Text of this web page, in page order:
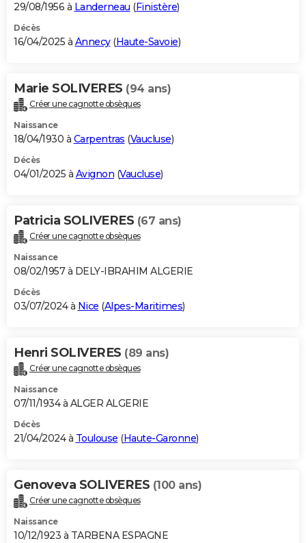
29/08/1956 à Landerneau (Finistère)
Décès
16/04/2025 à Annecy(Haute-Savoie)
Marie SOLIVERES (94 ans)
Créer une cagnotte obsèques
Naissance
18/04/1930 à Carpentras (Vaucluse)
Décès
04/01/2025 à Avignon (Vaucluse)
Patricia SOLIVERES (67 ans)
Créer une cagnotte obsèques
Naissance
08/02/1957 à DELY-IBRAHIM ALGERIE
Décès
03/07/2024 à Nice (Alpes-Maritimes)
Henri SOLIVERES (89 ans)
Créer une cagnotte obsèques
Naissance
07/11/1934 à ALGER ALGERIE
Décès
21/04/2024 à Toulouse (Haute-Garonne)
Genoveva SOLIVERES (100 ans)
Créer une cagnotte obsèques
Naissance
10/12/1923 à TARBENA ESPAGNE